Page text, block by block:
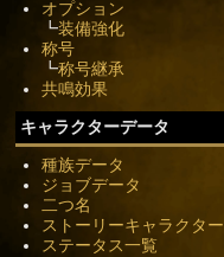
オプション
┗装備強化
称号
┗称号継承
共鳴効果
キャラクターデータ
種族データ
ジョブデータ
二つ名
ストーリーキャラクター
ステータス一覧